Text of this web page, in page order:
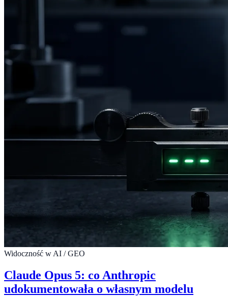
Widoczność w AI / GEO
Claude Opus 5: co Anthropic
udokumentowała o własnym modelu